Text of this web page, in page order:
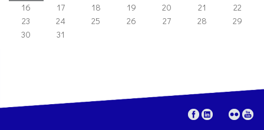
16
17 18 19 20 21
22
23
24 25 26 27 28
29
30
31